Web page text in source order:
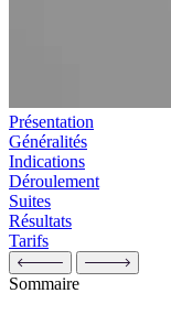
Présentation
Généralités
Indications
Déroulement
Suites
Résultats
Tarifs
Sommaire